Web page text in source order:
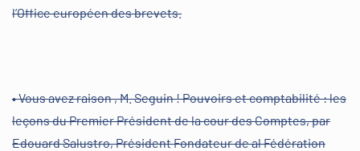
l’Office européen des brevets.
• Vous avez raison , M. Seguin ! Pouvoirs et comptabilité : les
leçons du Premier Président de la cour des Comptes, par
Edouard Salustro, Président Fondateur de al Fédération